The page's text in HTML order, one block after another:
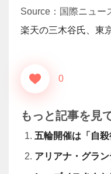
Source：国際ニュー
楽天の三木谷氏、東
0
もっと記事を見
五輪開催は「自
アリアナ・グラ